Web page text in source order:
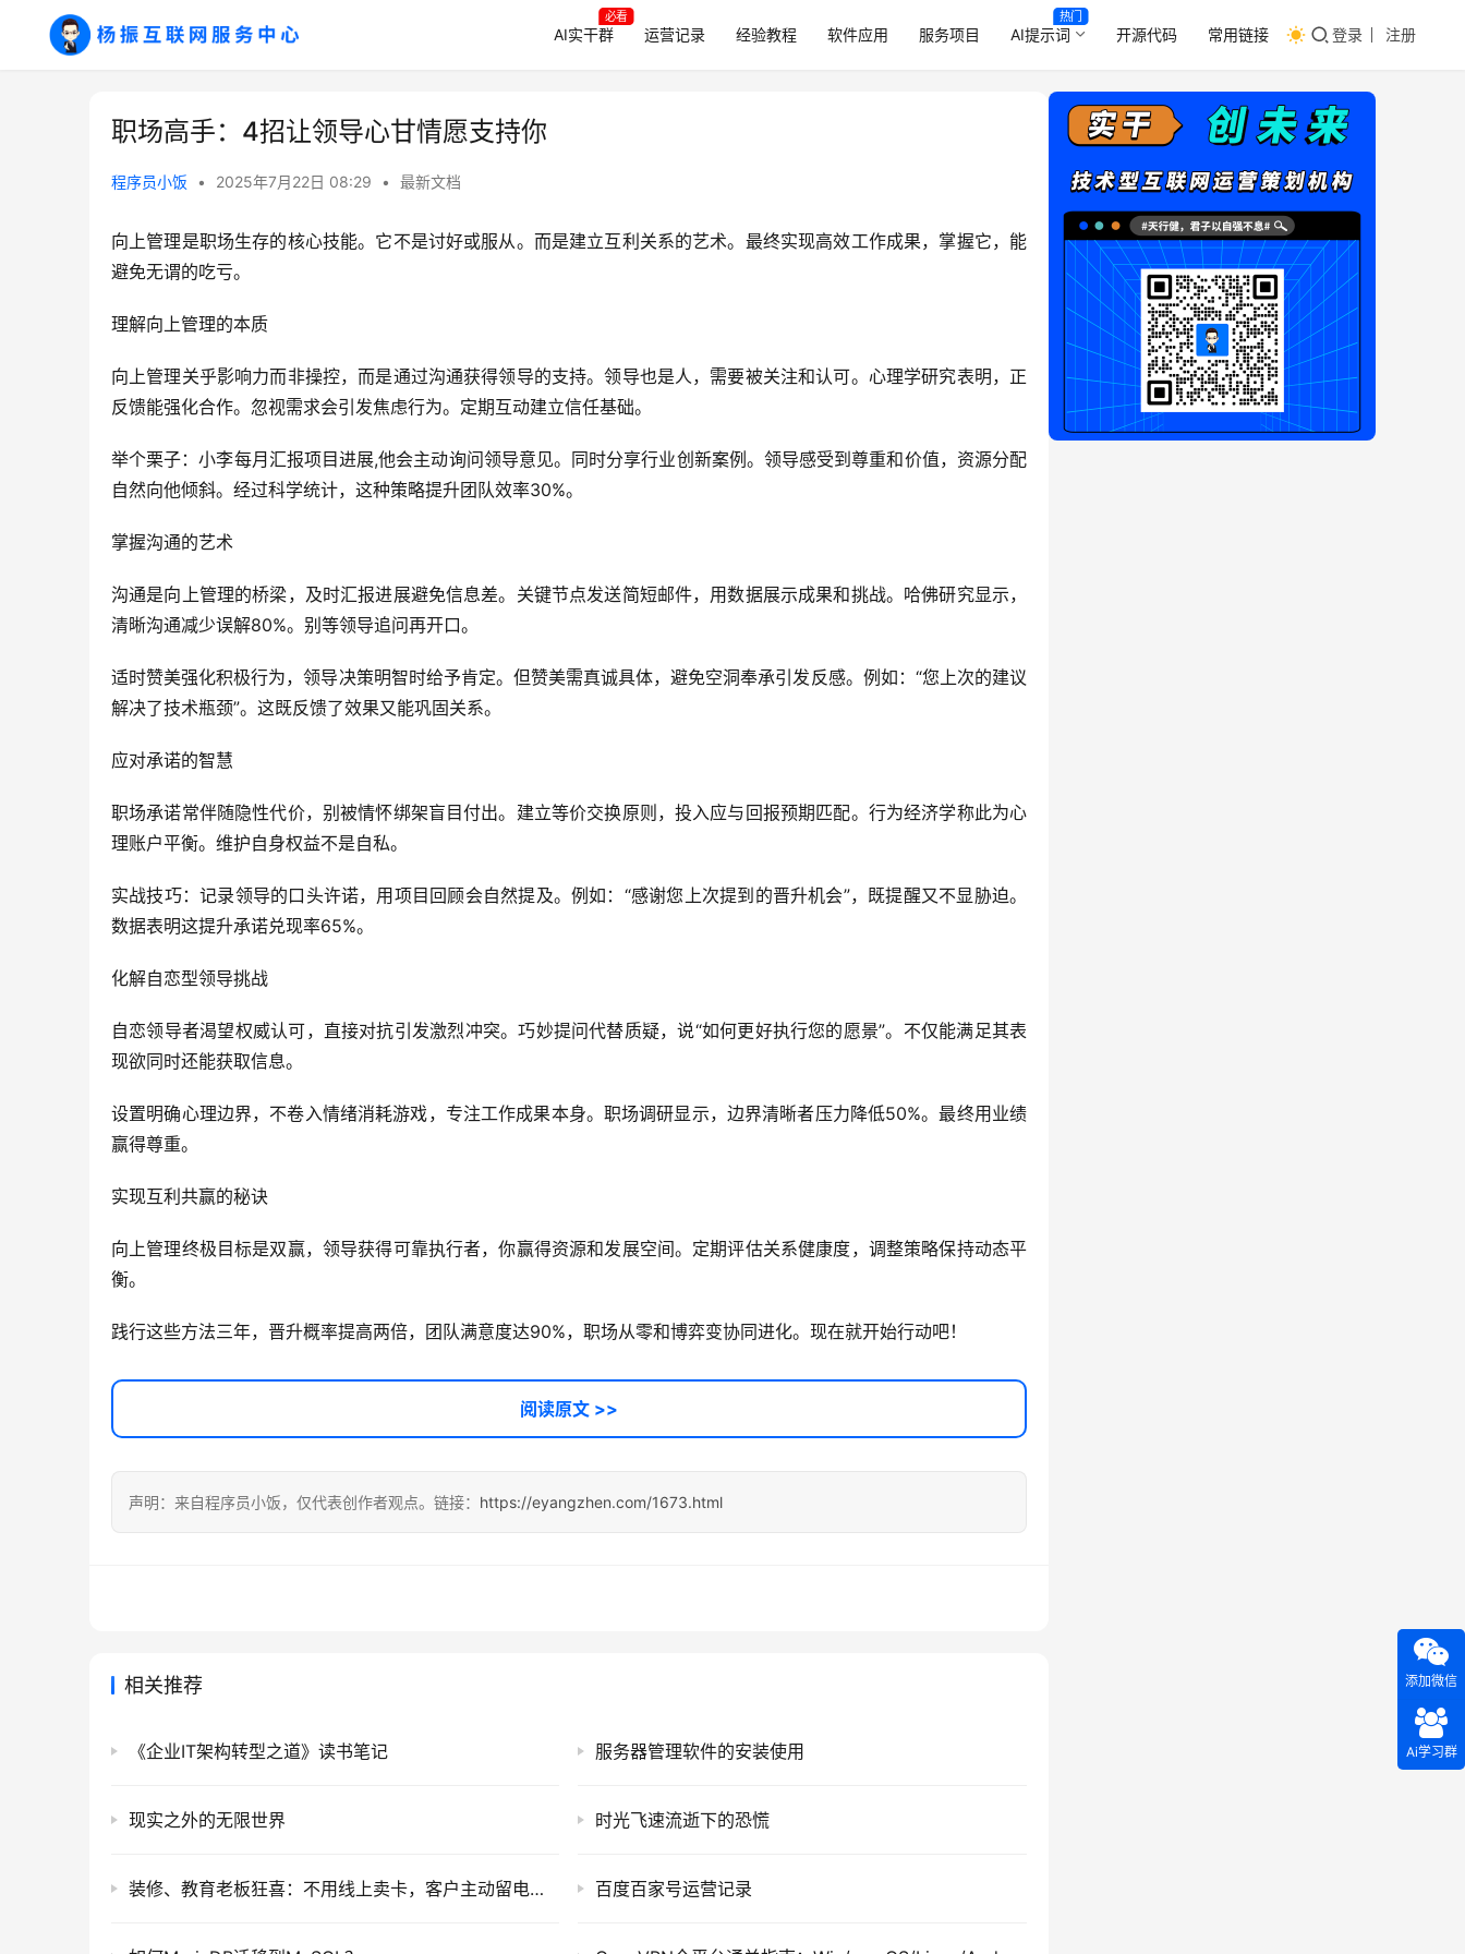
AI实干群
必看
运营记录 经验教程 软件应用 服务项目 AI提示词
热门
开源代码 常用链接 登录 注册
职场高手：4招让领导心甘情愿支持你
程序员小饭 • 2025年7月22日 08:29 • 最新文档
向上管理是职场生存的核心技能。它不是讨好或服从。而是建立互利关系的艺术。最终实现高效工作成果，掌握它，能
避免无谓的吃亏。
理解向上管理的本质
向上管理关乎影响力而非操控，而是通过沟通获得领导的支持。领导也是人，需要被关注和认可。心理学研究表明，正
反馈能强化合作。忽视需求会引发焦虑行为。定期互动建立信任基础。
举个栗子：小李每月汇报项目进展,他会主动询问领导意见。同时分享行业创新案例。领导感受到尊重和价值，资源分配
自然向他倾斜。经过科学统计，这种策略提升团队效率30%。
掌握沟通的艺术
沟通是向上管理的桥梁，及时汇报进展避免信息差。关键节点发送简短邮件，用数据展示成果和挑战。哈佛研究显示，
清晰沟通减少误解80%。别等领导追问再开口。
适时赞美强化积极行为，领导决策明智时给予肯定。但赞美需真诚具体，避免空洞奉承引发反感。例如：“您上次的建议
解决了技术瓶颈”。这既反馈了效果又能巩固关系。
应对承诺的智慧
职场承诺常伴随隐性代价，别被情怀绑架盲目付出。建立等价交换原则，投入应与回报预期匹配。行为经济学称此为心
理账户平衡。维护自身权益不是自私。
实战技巧：记录领导的口头许诺，用项目回顾会自然提及。例如：“感谢您上次提到的晋升机会”，既提醒又不显胁迫。
数据表明这提升承诺兑现率65%。
化解自恋型领导挑战
自恋领导者渴望权威认可，直接对抗引发激烈冲突。巧妙提问代替质疑，说“如何更好执行您的愿景”。不仅能满足其表
现欲同时还能获取信息。
设置明确心理边界，不卷入情绪消耗游戏，专注工作成果本身。职场调研显示，边界清晰者压力降低50%。最终用业绩
赢得尊重。
实现互利共赢的秘诀
向上管理终极目标是双赢，领导获得可靠执行者，你赢得资源和发展空间。定期评估关系健康度，调整策略保持动态平
衡。
践行这些方法三年，晋升概率提高两倍，团队满意度达90%，职场从零和博弈变协同进化。现在就开始行动吧！
阅读原文 >>
声明：来自程序员小饭，仅代表创作者观点。链接： https://eyangzhen.com/1673.html
相关推荐
《企业IT架构转型之道》读书笔记 服务器管理软件的安装使用
现实之外的无限世界 时光飞速流逝下的恐慌
装修、教育老板狂喜：不用线上卖卡，客户主动留电话！本地推“纯线索”模式全揭秘 百度百家号运营记录
添加微信
Ai学习群